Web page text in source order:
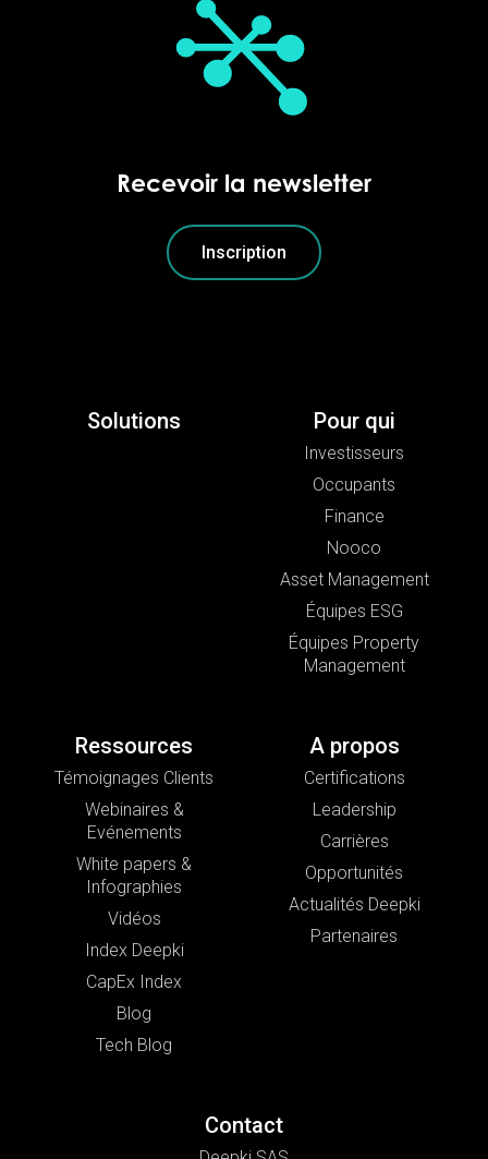
Recevoir la newsletter
Inscription
Solutions Pour qui
Investisseurs
Occupants
Finance
Nooco
Asset Management
Équipes ESG
Équipes Property
Management
Ressources
Témoignages Clients
Webinaires &
Evénements
White papers &
Infographies
Vidéos
Index Deepki
CapEx Index
Blog
Tech Blog
A propos
Certifications
Leadership
Carrières
Opportunités
Actualités Deepki
Partenaires
Contact